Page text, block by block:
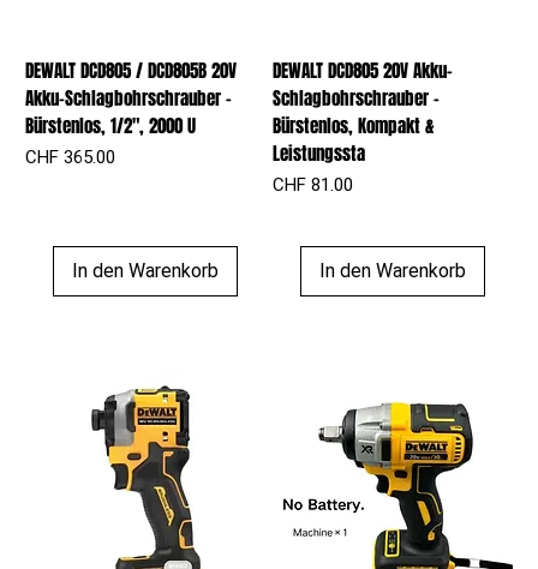
DEWALT DCD805 / DCD805B 20V
Akku-Schlagbohrschrauber –
Bürstenlos, 1/2", 2000 U
Preis
CHF 365.00
In den Warenkorb
DEWALT DCD805 20V Akku-
Schlagbohrschrauber –
Bürstenlos, Kompakt &
Leistungssta
Preis
CHF 81.00
In den Warenkorb